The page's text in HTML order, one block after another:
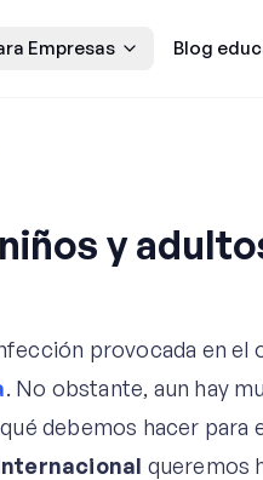
Empresas Blog
y
provocada en el
. No obstante, aun hay
debemos hacer para
queremos